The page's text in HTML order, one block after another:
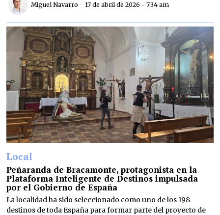
Miguel Navarro 17 de abril de 2026 - 7:34 am
Local
Peñaranda de Bracamonte, protagonista en la
Plataforma Inteligente de Destinos impulsada
por el Gobierno de España
La localidad ha sido seleccionado como uno de los 198
destinos de toda España para formar parte del proyecto de